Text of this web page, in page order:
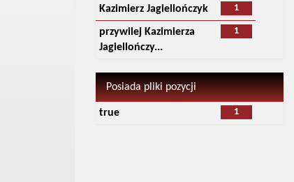
1
Kazimierz Jagiellończyk
1
przywilej Kazimierza
Jagiellończy...
Posiada pliki pozycji
1
true